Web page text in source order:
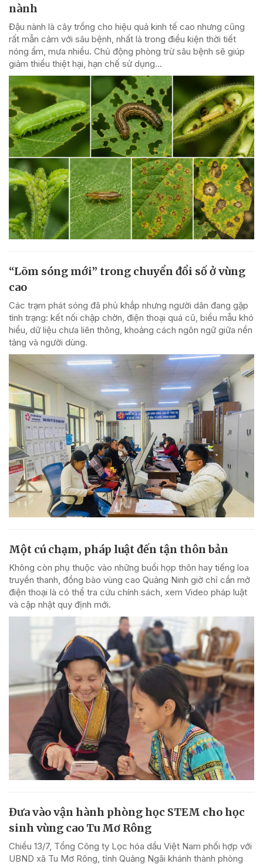
nành
Đậu nành là cây trồng cho hiệu quả kinh tế cao nhưng cũng
rất mẫn cảm với sâu bệnh, nhất là trong điều kiện thời tiết
nóng ẩm, mưa nhiều. Chủ động phòng trừ sâu bệnh sẽ giúp
giảm thiểu thiệt hại, hạn chế sử dụng...
“Lõm sóng mới” trong chuyển đổi số ở vùng
cao
Các trạm phát sóng đã phủ khắp nhưng người dân đang gặp
tình trạng: kết nối chập chờn, điện thoại quá cũ, biểu mẫu khó
hiểu, dữ liệu chưa liên thông, khoảng cách ngôn ngữ giữa nền
tảng và người dùng.
Một cú chạm, pháp luật đến tận thôn bản
Không còn phụ thuộc vào những buổi họp thôn hay tiếng loa
truyền thanh, đồng bào vùng cao Quảng Ninh giờ chỉ cần mở
điện thoại là có thể tra cứu chính sách, xem Video pháp luật
và cập nhật quy định mới.
Đưa vào vận hành phòng học STEM cho học
sinh vùng cao Tu Mơ Rông
Chiều 13/7, Tổng Công ty Lọc hóa dầu Việt Nam phối hợp với
UBND xã Tu Mơ Rông, tỉnh Quảng Ngãi khánh thành phòng